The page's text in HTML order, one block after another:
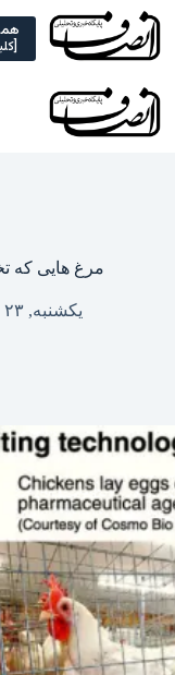
Skip
content
مرغ هایی که
یکشنبه, ۲۳ مهر ۱۳۹۶ – ۱۵:۲۵